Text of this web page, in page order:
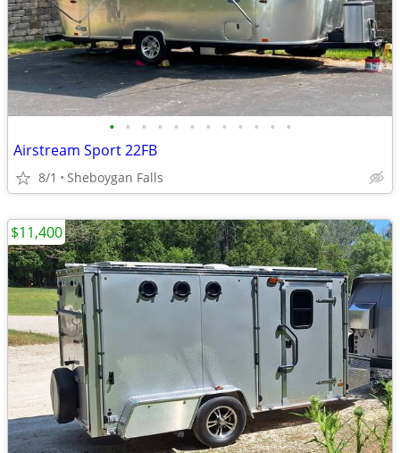
• • • • • • • • • • • •
Airstream Sport 22FB
8/1 Sheboygan Falls
$11,400